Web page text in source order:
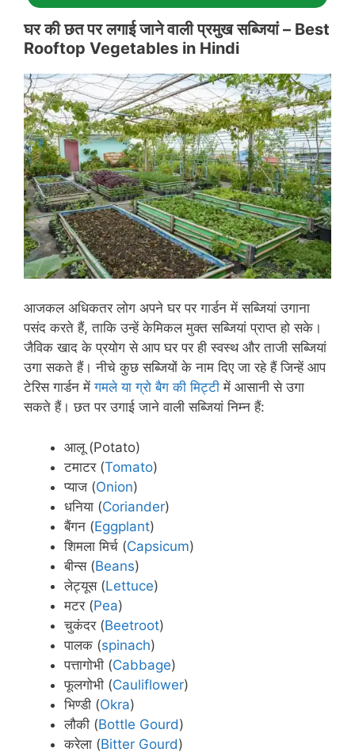
घर की छत पर लगाई जाने वाली प्रमुख सब्जियां – Best
Rooftop Vegetables in Hindi
आजकल अधिकतर लोग अपने घर पर गार्डन में सब्जियां उगाना
पसंद करते हैं, ताकि उन्हें केमिकल मुक्त सब्जियां प्राप्त हो सके।
जैविक खाद के प्रयोग से आप घर पर ही स्वस्थ और ताजी सब्जियां
उगा सकते हैं। नीचे कुछ सब्जियों के नाम दिए जा रहे हैं जिन्हें आप
टेरिस गार्डन मेंगमले या ग्रो बैग की मिट्टी में आसानी से उगा
सकते हैं। छत पर उगाई जाने वाली सब्जियां निम्न हैं:
आलू (Potato)
टमाटर (Tomato)
प्याज (Onion)
धनिया (Coriander)
बैंगन (Eggplant)
शिमला मिर्च (Capsicum)
बीन्स (Beans)
लेट्यूस (Lettuce)
मटर (Pea)
चुकंदर (Beetroot)
पालक (spinach)
पत्तागोभी (Cabbage)
फूलगोभी (Cauliflower)
भिण्डी (Okra)
लौकी (Bottle Gourd)
करेला (Bitter Gourd)